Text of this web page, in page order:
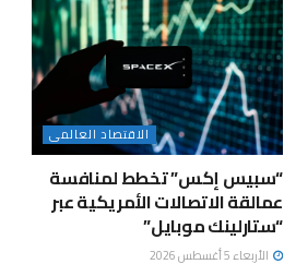
الاقتصاد العالمى
“سبيس إكس” تخطط لمنافسة
عمالقة الاتصالات الأمريكية عبر
“ستارلينك موبايل”
الأربعاء 5 أغسطس 2026